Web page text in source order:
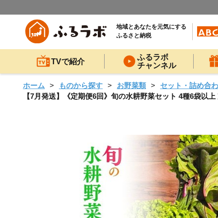
地域とあなたを元気にする
ふるさと納税
TVで紹介
ふるラボ
チャンネル
ホーム ものから探す お野菜類
セット・詰め合
【7月発送】《定期便6回》旬の水耕野菜セット 4種6袋以